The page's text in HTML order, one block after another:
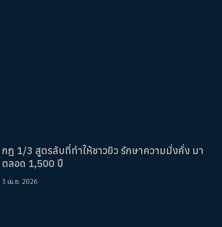
กฎ 1/3 สูตรลับที่ทำให้ชาวยิว รักษาความมั่งคั่ง มา
ตลอด 1,500 ปี
3 เม.ย. 2026